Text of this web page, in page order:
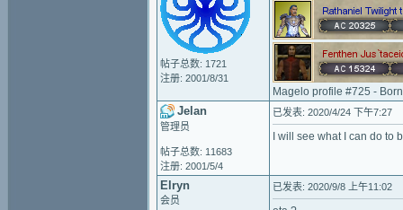
帖子总数: 1721
注册: 2001/8/31
Magelo profile #725 -
Jelan
管理员
帖子总数: 11683
注册: 2001/5/4
已发表: 2020/4/24 下午7:27
I will see what I can do to
Elryn
会员
已发表: 2020/9/8 上午11:02